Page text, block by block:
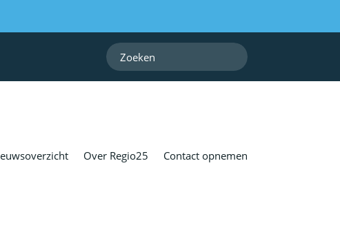
Over Regio25 Contact opnemen